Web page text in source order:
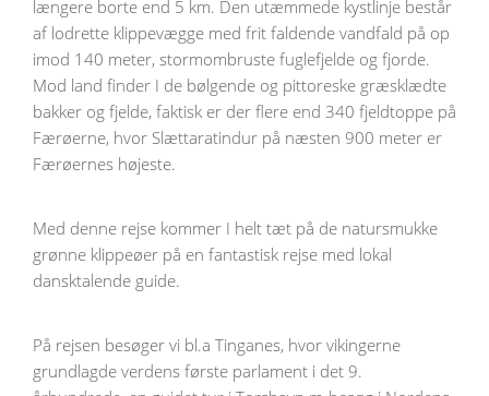
længere borte end 5 km. Den utæmmede kystlinje består
af lodrette klippevægge med frit faldende vandfald på op
imod 140 meter, stormombruste fuglefjelde og fjorde.
Mod land finder I de bølgende og pittoreske græsklædte
bakker og fjelde, faktisk er der flere end 340 fjeldtoppe på
Færøerne, hvor Slættaratindur på næsten 900 meter er
Færøernes højeste.
Med denne rejse kommer I helt tæt på de natursmukke
grønne klippeøer på en fantastisk rejse med lokal
dansktalende guide.
På rejsen besøger vi bl.a Tinganes, hvor vikingerne
grundlagde verdens første parlament i det 9.